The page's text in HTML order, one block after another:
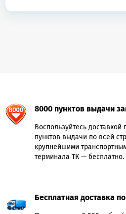
8000 пунктов выдачи
Воспользуйтесь
пунктов выдачи по всей
крупнейшими
терминала ТК — бесплатно.
Бесплатная доставка